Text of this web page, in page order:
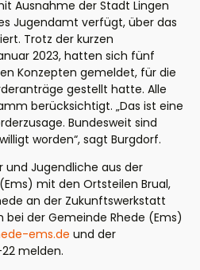
Ausnahme der Stadt Lingen
Jugendamt verfügt, über das
Trotz der kurzen
2023, hatten sich fünf
Konzepten gemeldet, für die
gestellt hatte. Alle
berücksichtigt. „Das ist eine
Bundesweit sind
worden“, sagt Burgdorf.
und Jugendliche aus der
mit den Ortsteilen Brual,
an der Zukunftswerkstatt
bei der Gemeinde Rhede (Ems)
ems.de und der
melden.